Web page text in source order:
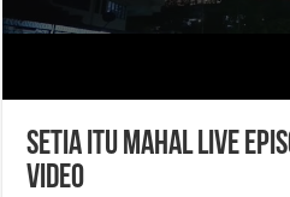
Setia Itu Mahal Live
Video